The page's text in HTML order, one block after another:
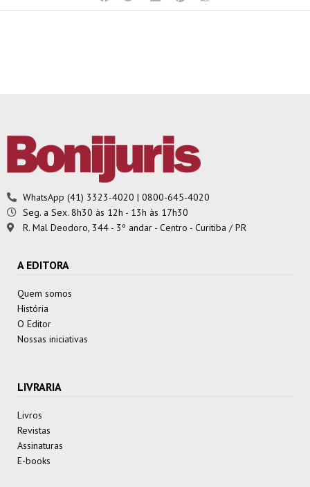
WhatsApp (41) 3323-4020 | 0800-645-4020
Seg. a Sex. 8h30 às 12h - 13h às 17h30
R. Mal Deodoro, 344 - 3º andar - Centro - Curitiba / PR
A EDITORA
Quem somos
História
O Editor
Nossas iniciativas
LIVRARIA
Livros
Revistas
Assinaturas
E-books